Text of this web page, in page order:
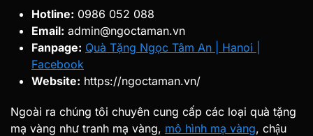
Hotline: 0986 052 088
Email: admin@ngoctaman.vn
Fanpage: Quà Tặng Ngọc Tâm An | Hanoi |
Facebook
Website: https://ngoctaman.vn/
Ngoài ra chúng tôi chuyên cung cấp các loại quà tặng
mạ vàng như tranh mạ vàng, mô hình mạ vàng, chậu